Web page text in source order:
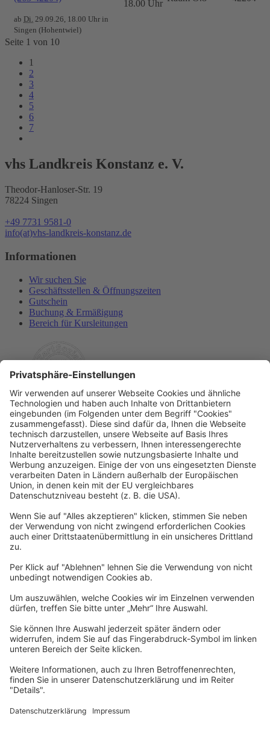
ab Di. 29.09.26, 18.00 Uhr in
Singen (Hohentwiel)
18.00 Uhr
Seite 1 von 10
1
2
3
4
5
6
7
vhs Landkreis Konstanz e. V.
Theodor-Hanloser-Str. 19
78224 Singen
+49 7731 9581-0
info(at)vhs-landkreis-konstanz.de
Informationen
Wir suchen Sie
Geschäftsstellen & Öffnungszeiten
Gutschein
Buchung & Ermäßigung
Bereich für Kursleitungen
Rechtliches
Allgemeine Geschäftsbedingungen
Widerrufsbelehrung
Datenschutzerklärung
Barrierefreiheitserklärung
Impressum
Newsletter
Per E-Mail informieren wir Sie über interessante Angebote.
Zum Newsletter anmelden
vhs Post
Zur vhs Post anmelden
Kontrast
Kurs-Merkliste